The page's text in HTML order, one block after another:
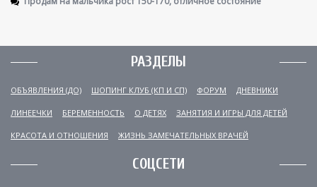
РАЗДЕЛЫ
ОБЪЯВЛЕНИЯ (ДО) ШОПИНГ КЛУБ (КП И СП) ФОРУМ ДНЕВНИКИ
ЛИНЕЕЧКИ БЕРЕМЕННОСТЬ О ДЕТЯХ ЗАНЯТИЯ И ИГРЫ ДЛЯ ДЕТЕЙ
КРАСОТА И ОТНОШЕНИЯ ЖИЗНЬ ЗАМЕЧАТЕЛЬНЫХ ВРАЧЕЙ
СОЦСЕТИ